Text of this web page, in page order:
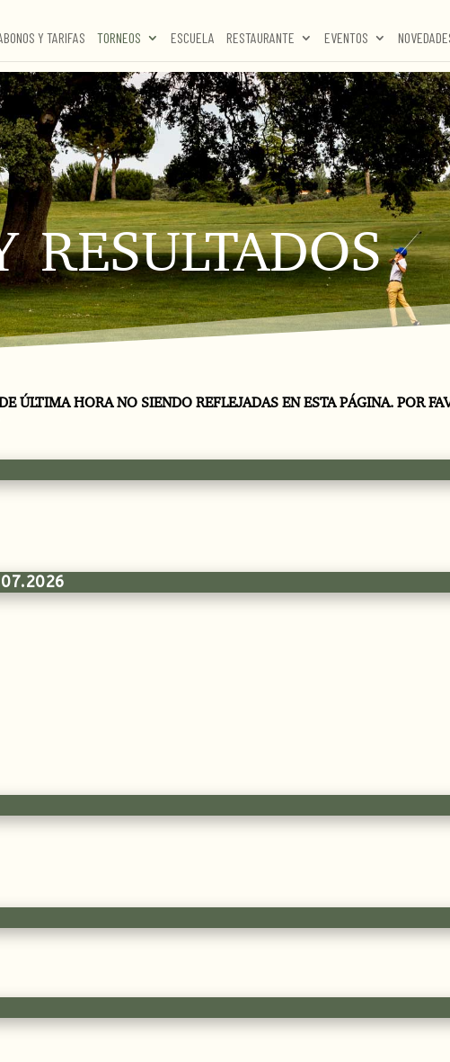
Y TARIFAS TORNEOS ESCUELA RESTAURANTE EVENTOS
resultados
ÚLTIMA HORA NO SIENDO REFLEJADAS EN ESTA PÁGINA. POR